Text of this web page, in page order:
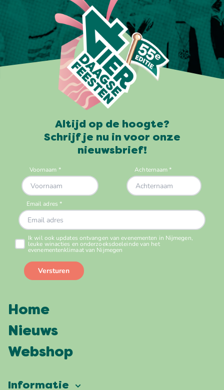
Altijd op de hoogte?
Schrijf je nu in voor onze
nieuwsbrief!
Home
Nieuws
Webshop
Informatie